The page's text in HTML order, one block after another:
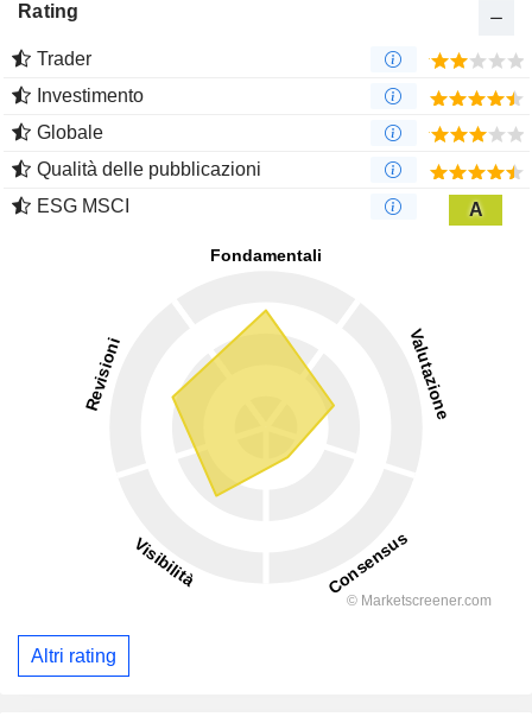
Rating
Trader
Investimento
Globale
Qualità delle pubblicazioni
ESG MSCI
A
Altri rating